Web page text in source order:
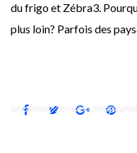
du frigo et Zébra3.
plus loin? Parfois des